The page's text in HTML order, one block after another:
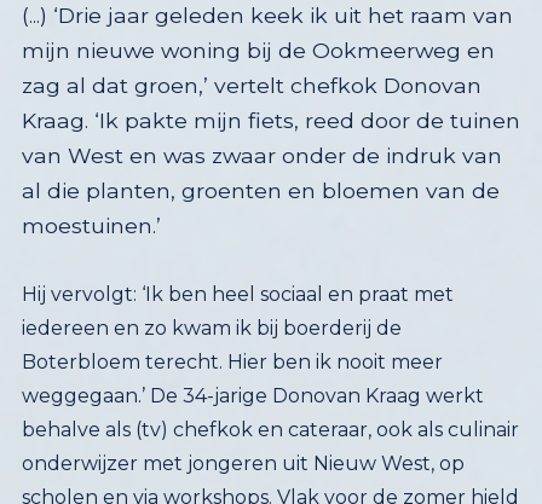
(...) ‘Drie jaar geleden keek ik uit het raam van
mijn nieuwe woning bij de Ookmeerweg en
zag al dat groen,’ vertelt chefkok Donovan
Kraag. ‘Ik pakte mijn fiets, reed door de tuinen
van West en was zwaar onder de indruk van
al die planten, groenten en bloemen van de
moestuinen.’
Hij vervolgt: ‘Ik ben heel sociaal en praat met
iedereen en zo kwam ik bij boerderij de
Boterbloem terecht. Hier ben ik nooit meer
weggegaan.’ De 34-jarige Donovan Kraag werkt
behalve als (tv) chefkok en cateraar, ook als culinair
onderwijzer met jongeren uit Nieuw West, op
scholen en via workshops. Vlak voor de zomer hield
hij een hartstochtelijk pleidooi in de raadscommissie
RO om de bestaande biologische akkers in de
Lutkemeerpolder zo veel mogelijk te behouden
en niet te bebouwen met bedrijfsruimten zoals het